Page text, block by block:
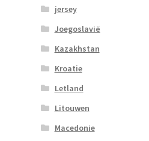
jersey
Joegoslavië
Kazakhstan
Kroatie
Letland
Litouwen
Macedonie